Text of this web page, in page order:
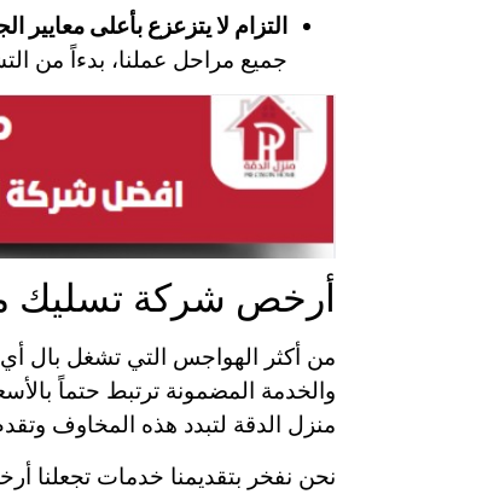
التزام لا يتزعزع بأعلى معايير
جميع مراحل عملنا، بدءاً من
أرخص شركة تسليك
من أكثر الهواجس التي تشغل بال
والخدمة المضمونة ترتبط حتماً
منزل الدقة لتبدد هذه المخاوف
نحن نفخر بتقديمنا خدمات تجعلنا